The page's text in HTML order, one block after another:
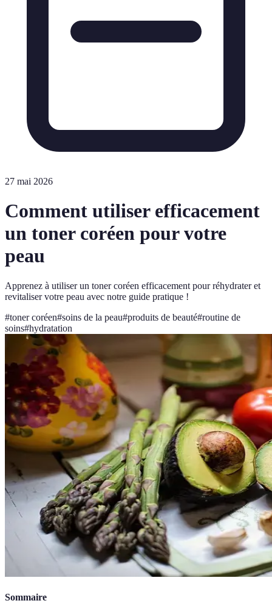
27 mai 2026
Comment utiliser efficacement
un toner coréen pour votre
peau
Apprenez à utiliser un toner coréen efficacement pour réhydrater et
revitaliser votre peau avec notre guide pratique !
#toner coréen#soins de la peau#produits de beauté#routine de
soins#hydratation
Sommaire